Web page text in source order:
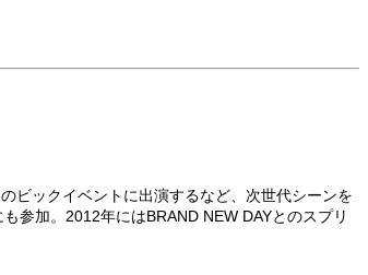
ビックイベントに出演するなど、次世代シーンを
参加。2012年にはBRAND NEW DAYとのスプリ